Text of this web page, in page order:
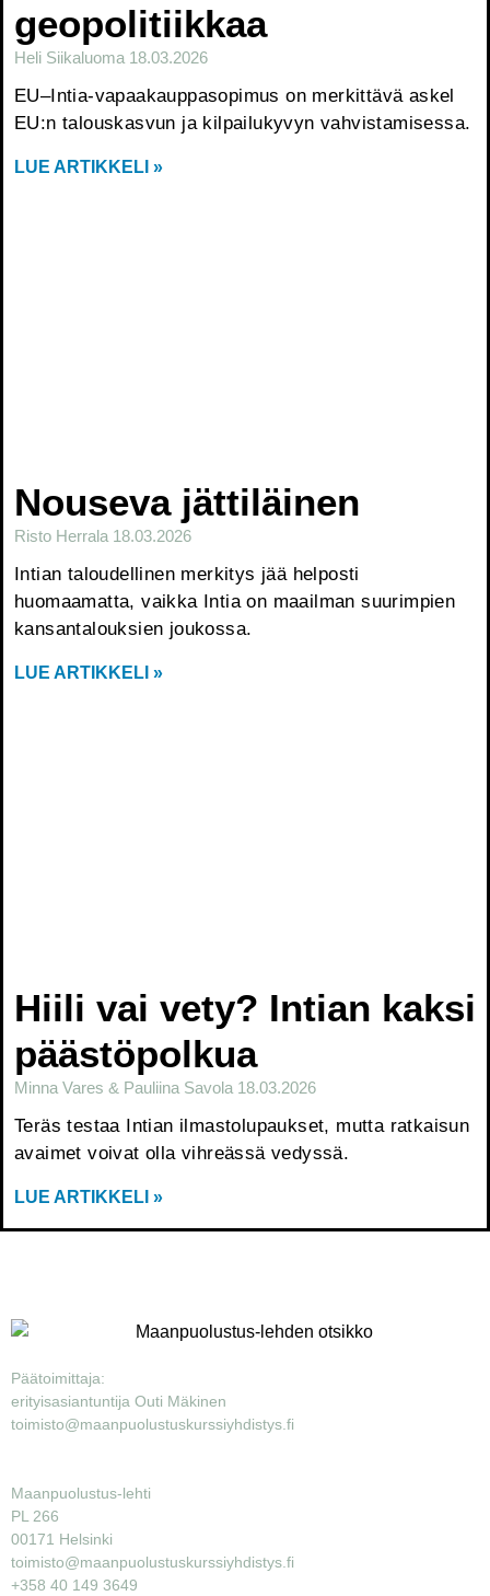
geopolitiikkaa
Heli Siikaluoma 18.03.2026
EU–Intia-vapaakauppasopimus on merkittävä askel
EU:n talouskasvun ja kilpailukyvyn vahvistamisessa.
LUE ARTIKKELI »
Nouseva jättiläinen
Risto Herrala 18.03.2026
Intian taloudellinen merkitys jää helposti
huomaamatta, vaikka Intia on maailman suurimpien
kansantalouksien joukossa.
LUE ARTIKKELI »
Hiili vai vety? Intian kaksi
päästöpolkua
Minna Vares & Pauliina Savola 18.03.2026
Teräs testaa Intian ilmastolupaukset, mutta ratkaisun
avaimet voivat olla vihreässä vedyssä.
LUE ARTIKKELI »
Päätoimittaja:
erityisasiantuntija Outi Mäkinen
toimisto@maanpuolustuskurssiyhdistys.fi
Maanpuolustus-lehti
PL 266
00171 Helsinki
toimisto@maanpuolustuskurssiyhdistys.fi
+358 40 149 3649